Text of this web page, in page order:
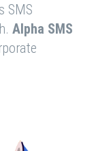
SMS
Alpha SMS